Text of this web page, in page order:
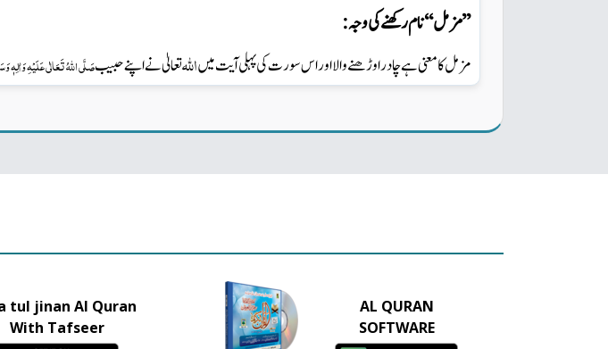
’’مزمل‘‘نام رکھنے کی وجہ :
مزمل کا معنی ہے چادر اوڑھنے والا اور اس سورت کی پہلی آیت میںاللّٰہتعالیٰ نے اپنے حبیبصَلَّی اللّٰہُ تَعَالٰی عَلَیْہِوَاٰلِہٖ
tul jinan Al Quran
With Tafseer
AL QURAN
SOFTWARE